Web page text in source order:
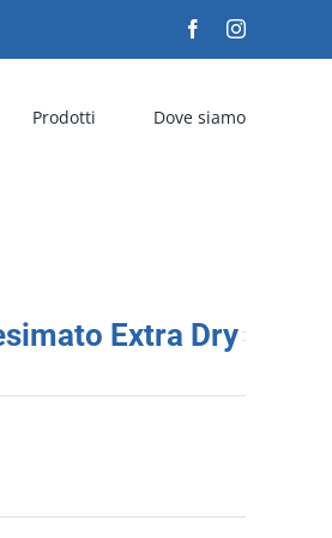
FacebookInstagram
Prodotti Dove siamo
Extra Dry